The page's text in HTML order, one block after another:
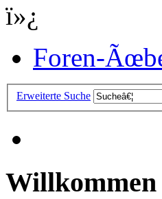
ï»¿
Foren-
Erweiterte Suche